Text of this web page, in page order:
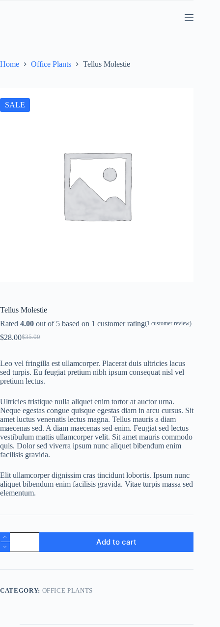
Home Office Plants Tellus Molestie
SALE
Tellus Molestie
Rated 4.00 out of 5 based on 1 customer rating(1 customer review)
$35.00
Original
$35.00.
$28.00Current
$28.00.
Leo vel fringilla est ullamcorper. Placerat duis ultricies lacus
sed turpis. Eu feugiat pretium nibh ipsum consequat nisl vel
pretium lectus.
Ultricies tristique nulla aliquet enim tortor at auctor urna.
Neque egestas congue quisque egestas diam in arcu cursus. Sit
amet luctus venenatis lectus magna. Tellus mauris a diam
maecenas sed. A diam maecenas sed enim. Feugiat sed lectus
vestibulum mattis ullamcorper velit. Sit amet mauris commodo
quis. Dolor sed viverra ipsum nunc aliquet bibendum enim
facilisis gravida.
Elit ullamcorper dignissim cras tincidunt lobortis. Ipsum nunc
aliquet bibendum enim facilisis gravida. Vitae turpis massa sed
elementum.
Tellus
Molestie
quantity
Add to cart
CATEGORY: OFFICE PLANTS